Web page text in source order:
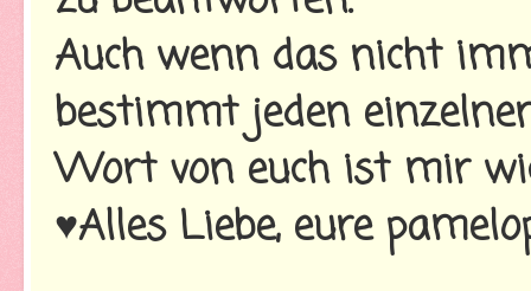
Auch wenn das nicht
bestimmt jeden
Wort von euch ist mir
♥Alles Liebe, eure